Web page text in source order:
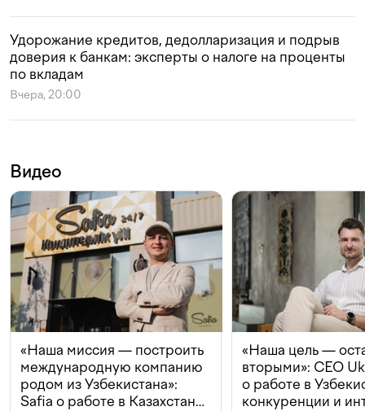
Удорожание кредитов, дедолларизация и подрыв
доверия к банкам: эксперты о налоге на проценты
по вкладам
Вчера, 20:00
Видео
«Наша миссия — построить
международную компанию
родом из Узбекистана»:
Safia о работе в Казахстане,
«Наша цель —
вторыми»: CEO
о работе в
конкуренции и